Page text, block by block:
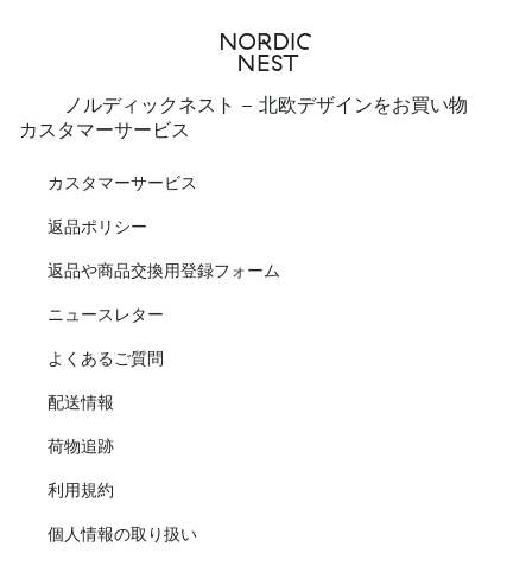
ノルディックネスト - 北欧デザインをお買い物
カスタマーサービス
カスタマーサービス
返品ポリシー
返品や商品交換用登録フォーム
ニュースレター
よくあるご質問
配送情報
荷物追跡
利用規約
個人情報の取り扱い